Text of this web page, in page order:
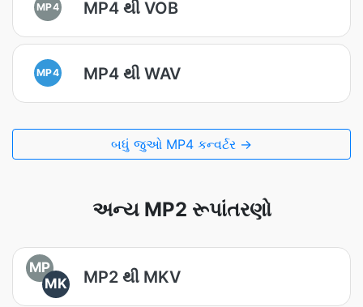
MP4 MP4 થી VOB
MP4 MP4 થી WAV
બધું જુઓ MP4 કન્વર્ટર →
અન્ય MP2 રૂપાંતરણો
MP
MK
MP2 થી MKV